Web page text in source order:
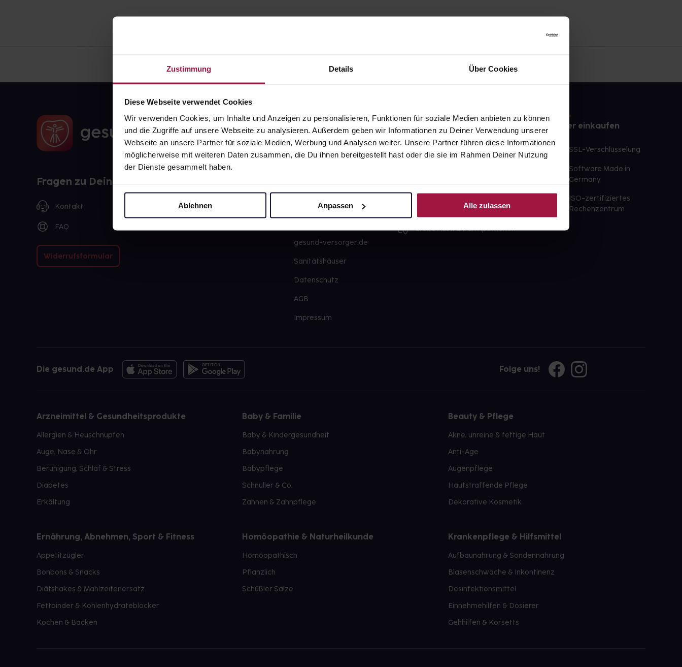
Zustimmung Details Über Cookies
Diese Webseite verwendet Cookies
Wir verwenden Cookies, um Inhalte und Anzeigen zu personalisieren, Funktionen für soziale Medien anbieten zu können
und die Zugriffe auf unsere Webseite zu analysieren. Außerdem geben wir Informationen zu Deiner Verwendung unserer
Webseite an unsere Partner für soziale Medien, Werbung und Analysen weiter. Unsere Partner führen diese Informationen
möglicherweise mit weiteren Daten zusammen, die Du ihnen bereitgestellt hast oder die sie im Rahmen Deiner Nutzung
der Dienste gesammelt haben.
Ablehnen Anpassen Alle zulassen
Fragen zu Deiner Bestellung?
Kontakt
FAQ
Widerrufsformular
gesund.de
Über uns
Barrierefreiheitserklärung
gesund-versorger.de
Sanitätshäuser
Datenschutz
AGB
Impressum
Unsere Vorteile
sofort abholbereit
Freie Wahl der Apotheke
Große Auswahl an Apotheken
Sicher einkaufen
SSL-Verschlüsselung
Software Made in
Germany
ISO-zertifiziertes
Rechenzentrum
Die gesund.de App Folge uns!
Arzneimittel & Gesundheitsprodukte
Allergien & Heuschnupfen
Auge, Nase & Ohr
Beruhigung, Schlaf & Stress
Diabetes
Erkältung
Baby & Familie
Baby & Kindergesundheit
Babynahrung
Babypflege
Schnuller & Co.
Zahnen & Zahnpflege
Beauty & Pflege
Akne, unreine & fettige Haut
Anti-Age
Augenpflege
Hautstraffende Pflege
Dekorative Kosmetik
Ernährung, Abnehmen, Sport & Fitness
Appetitzügler
Bonbons & Snacks
Diätshakes & Mahlzeitenersatz
Fettbinder & Kohlenhydrateblocker
Kochen & Backen
Homöopathie & Naturheilkunde
Homöopathisch
Pflanzlich
Schüßler Salze
Krankenpflege & Hilfsmittel
Aufbaunahrung & Sondennahrung
Blasenschwäche & Inkontinenz
Desinfektionsmittel
Einnehmehilfen & Dosierer
Gehhilfen & Korsetts